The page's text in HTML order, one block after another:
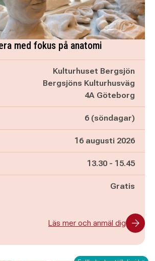
med fokus på anatomi
Kulturhuset Bergsjön
Bergsjöns Kulturhusväg
4A Göteborg
6 (söndagar)
16 augusti 2026
Pågår mellan
13.30 - och
15.45
Gratis
Läs mer och anmäl dig